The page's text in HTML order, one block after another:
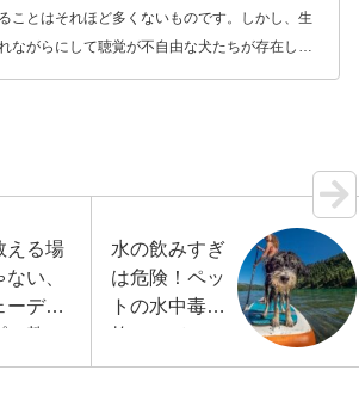
ことはそれほど多くないものです。しかし、生
ながらにして聴覚が不自由な犬たちが存在して
現実があります。犬の聴覚の異常には大きく、
える場
い、
ーデン
ー教
の３
水の飲みすぎ
は危険！ペッ
トの水中毒事
故ついて